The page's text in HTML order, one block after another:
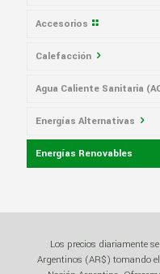
Accesorios
Calefacción
Calderas
Calderas Hogareñas
Calderas de Pie
Calderas Murales
Calderas de Potencia
Agua Caliente Sanitaria
Acumuladores
Calefones
Termotanques
Calefacción a Gas
Energías Alternativas
Calderas a Gas Oil
Estufas a Pellets
Energías Renovables
Calefón Solar
Los precios diariamente
Argentinos (AR$) tomando